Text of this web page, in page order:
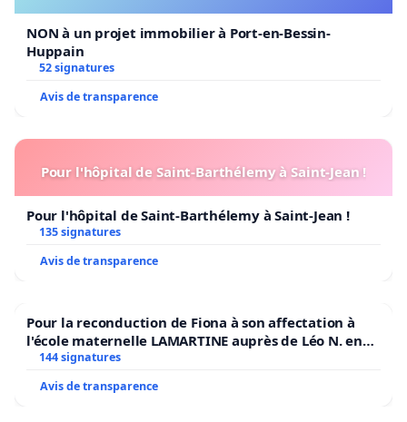
NON à un projet immobilier à Port-en-Bessin-
Huppain
52 signatures
Avis de transparence
Pour l'hôpital de Saint-Barthélemy à Saint-Jean !
Pour l'hôpital de Saint-Barthélemy à Saint-Jean !
135 signatures
Avis de transparence
Pour la reconduction de Fiona à son affectation à
l'école maternelle LAMARTINE auprès de Léo N. en
2026/2027
144 signatures
Avis de transparence